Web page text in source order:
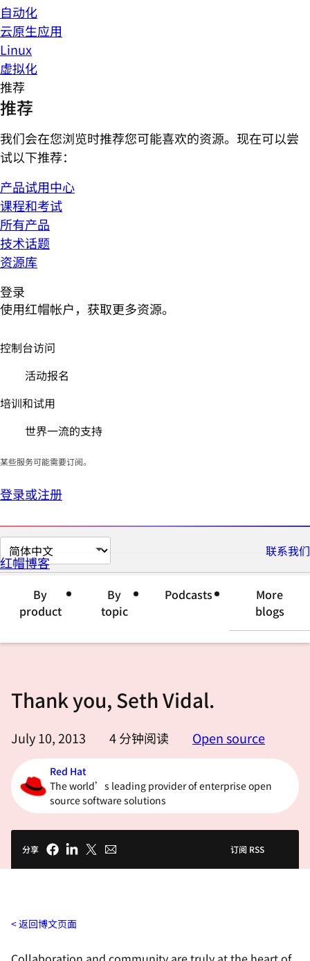
自动化
云原生应用
Linux
虚拟化
推荐
推荐
我们会在您浏览时推荐您可能喜欢的资源。现在可以尝
试以下推荐：
产品试用中心
课程和考试
所有产品
技术话题
资源库
登录
使用红帽帐户，获取更多资源。
控制台访问
活动报名
培训和试用
世界一流的支持
某些服务可能需要订阅。
登录或注册
切
换
言
联系我们
红帽博客
By
product
By
topic
Podcasts
More
blogs
Thank you, Seth Vidal.
July 10, 2013 4分钟阅读 Open source
Red Hat
The world’s leading provider of enterprise open
source software solutions
分享 订阅 RSS
返回博文页面